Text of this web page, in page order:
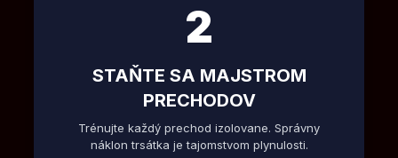
2
STAŇTE SA MAJSTROM
PRECHODOV
Trénujte každý prechod izolovane. Správny
náklon trsátka je tajomstvom plynulosti.